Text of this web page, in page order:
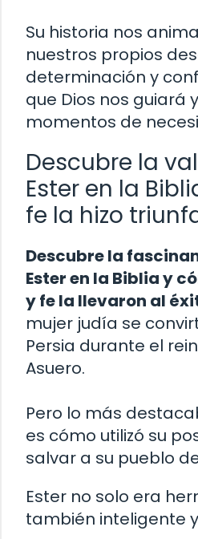
Su historia nos
nuestros propios
determinación y
que Dios nos guiará
momentos de
Descubre la
Ester en la
fe la hizo
Descubre la
Ester en la Biblia y
y fe la llevaron al
mujer judía se
Persia durante el
Asuero.
Pero lo más
es cómo utilizó su
salvar a su pueblo
Ester no solo era
también inteligente